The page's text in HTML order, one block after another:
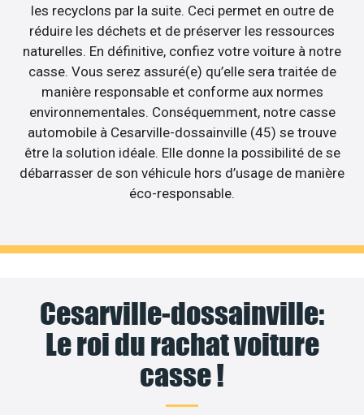
les recyclons par la suite. Ceci permet en outre de
réduire les déchets et de préserver les ressources
naturelles. En définitive, confiez votre voiture à notre
casse. Vous serez assuré(e) qu’elle sera traitée de
manière responsable et conforme aux normes
environnementales. Conséquemment, notre casse
automobile à Cesarville-dossainville (45) se trouve
être la solution idéale. Elle donne la possibilité de se
débarrasser de son véhicule hors d’usage de manière
éco-responsable.
Cesarville-dossainville:
Le roi du rachat voiture
casse !